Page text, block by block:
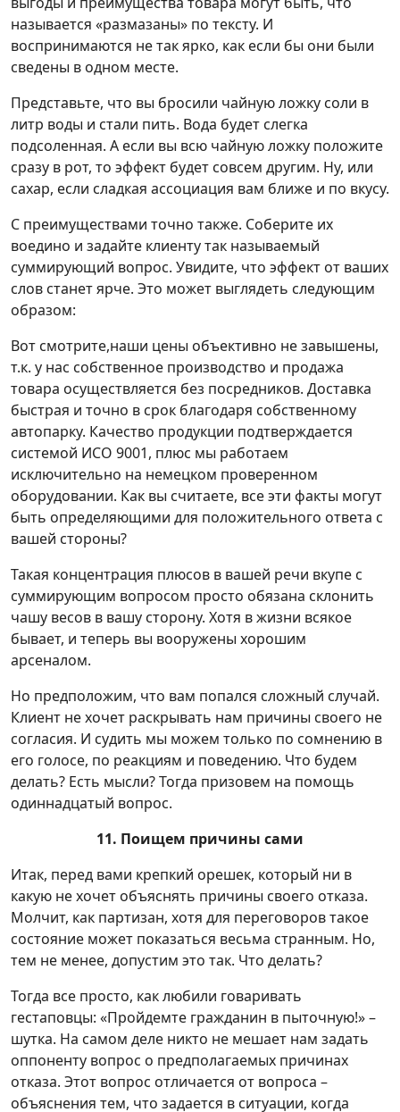
называется «размазаны» по тексту. И
воспринимаются не так ярко, как если бы они были
сведены в одном месте.
Представьте, что вы бросили чайную ложку соли в
литр воды и стали пить. Вода будет слегка
подсоленная. А если вы всю чайную ложку положите
сразу в рот, то эффект будет совсем другим. Ну, или
сахар, если сладкая ассоциация вам ближе и по вкусу.
С преимуществами точно также. Соберите их
воедино и задайте клиенту так называемый
суммирующий вопрос. Увидите, что эффект от ваших
слов станет ярче. Это может выглядеть следующим
образом:
Вот смотрите,наши цены объективно не завышены,
т.к. у нас собственное производство и продажа
товара осуществляется без посредников. Доставка
быстрая и точно в срок благодаря собственному
автопарку. Качество продукции подтверждается
системой ИСО 9001, плюс мы работаем
исключительно на немецком проверенном
оборудовании. Как вы считаете, все эти факты могут
быть определяющими для положительного ответа с
вашей стороны?
Такая концентрация плюсов в вашей речи вкупе с
суммирующим вопросом просто обязана склонить
чашу весов в вашу сторону. Хотя в жизни всякое
бывает, и теперь вы вооружены хорошим
арсеналом.
Но предположим, что вам попался сложный случай.
Клиент не хочет раскрывать нам причины своего не
согласия. И судить мы можем только по сомнению в
его голосе, по реакциям и поведению. Что будем
делать? Есть мысли? Тогда призовем на помощь
одиннадцатый вопрос.
11. Поищем причины сами
Итак, перед вами крепкий орешек, который ни в
какую не хочет объяснять причины своего отказа.
Молчит, как партизан, хотя для переговоров такое
состояние может показаться весьма странным. Но,
тем не менее, допустим это так. Что делать?
Тогда все просто, как любили говаривать
гестаповцы: «Пройдемте гражданин в пыточную!» –
шутка. На самом деле никто не мешает нам задать
оппоненту вопрос о предполагаемых причинах
отказа. Этот вопрос отличается от вопроса –
объяснения тем, что задается в ситуации, когда